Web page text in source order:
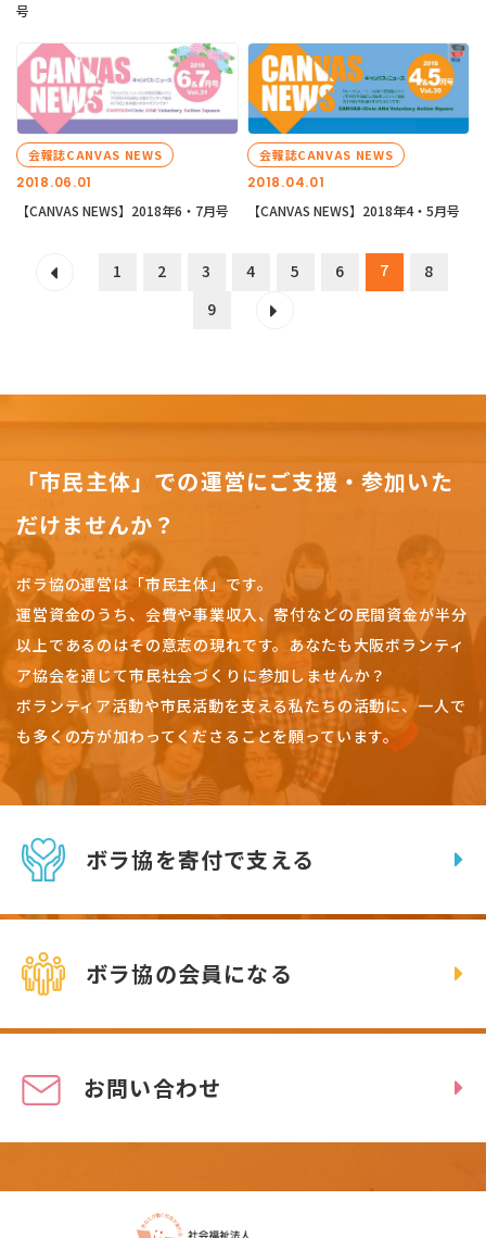
号
2018.06.01
会報誌CANVAS NEWS
【CANVAS NEWS】2018年6・7月号
2018.04.01
会報誌CANVAS NEWS
【CANVAS NEWS】2018年4・5月号
1 2 3 4 5 6 7
8
9
「市民主体」での運営にご支援・参加いた
だけませんか？
ボラ協の運営は「市民主体」です。
運営資金のうち、会費や事業収入、寄付などの民間資金が半分
以上であるのはその意志の現れです。 あなたも大阪ボランティ
ア協会を通じて市民社会づくりに参加しませんか？
ボランティア活動や市民活動を支える私たちの活動に、一人で
も多くの方が加わってくださることを願っています。
ボラ協を寄付で支える
ボラ協の会員になる
お問い合わせ